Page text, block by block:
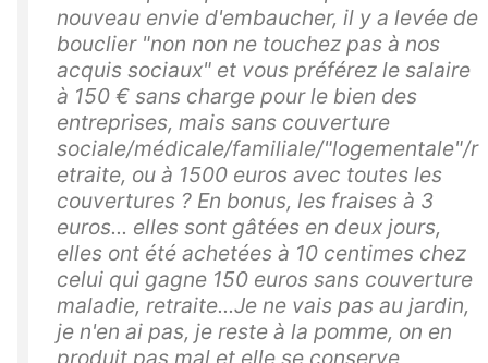
nouveau envie d'embaucher, il y a levée de
bouclier "non non ne touchez pas à nos
acquis sociaux" et vous préférez le salaire
à 150 € sans charge pour le bien des
entreprises, mais sans couverture
sociale/médicale/familiale/"logementale"/r
etraite, ou à 1500 euros avec toutes les
couvertures ? En bonus, les fraises à 3
euros... elles sont gâtées en deux jours,
elles ont été achetées à 10 centimes chez
celui qui gagne 150 euros sans couverture
maladie, retraite...Je ne vais pas au jardin,
je n'en ai pas, je reste à la pomme, on en